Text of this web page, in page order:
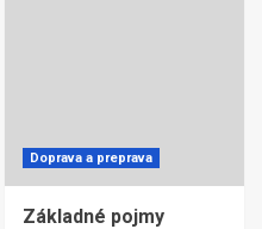
Doprava a preprava
Základné pojmy